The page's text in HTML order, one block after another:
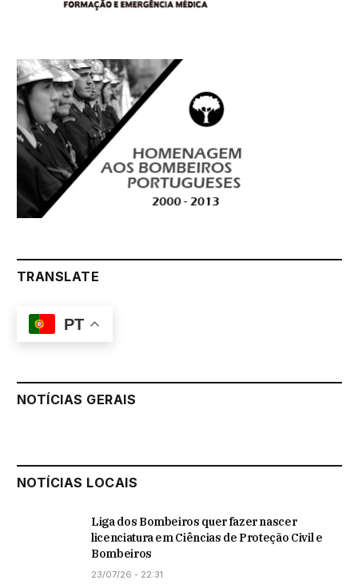
TRANSLATE
PT
NOTÍCIAS GERAIS
NOTÍCIAS LOCAIS
Liga dos Bombeiros quer fazer nascer
licenciatura em Ciências de Proteção Civil e
Bombeiros
23/07/26 - 22:31